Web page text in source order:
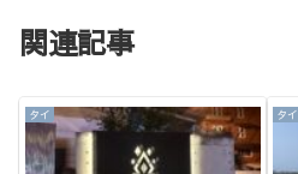
関連記事
タイ タイ